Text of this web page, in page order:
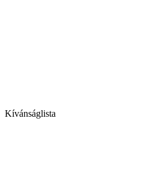
Kívánságlista